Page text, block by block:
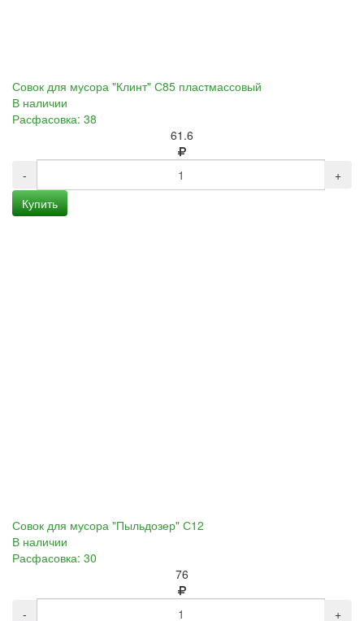
Совок для мусора "Клинт" С85 пластмассовый
В наличии
Расфасовка: 38
61.6
-
+
Купить
Совок для мусора "Пыльдозер" С12
В наличии
Расфасовка: 30
76
-
+